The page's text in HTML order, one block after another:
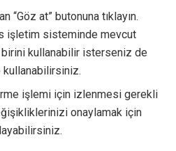
“Göz at” butonuna tıklayın.
işletim sisteminde mevcut
kullanabilir isterseniz de
işlemi için izlenmesi gerekli
onaylamak için